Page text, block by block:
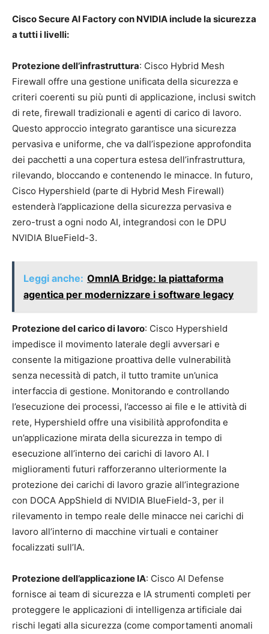
Cisco Secure AI Factory con NVIDIA include la sicurezza
a tutti i livelli:
Protezione dell’infrastruttura: Cisco Hybrid Mesh
Firewall offre una gestione unificata della sicurezza e
criteri coerenti su più punti di applicazione, inclusi switch
di rete, firewall tradizionali e agenti di carico di lavoro.
Questo approccio integrato garantisce una sicurezza
pervasiva e uniforme, che va dall’ispezione approfondita
dei pacchetti a una copertura estesa dell’infrastruttura,
rilevando, bloccando e contenendo le minacce. In futuro,
Cisco Hypershield (parte di Hybrid Mesh Firewall)
estenderà l’applicazione della sicurezza pervasiva e
zero-trust a ogni nodo AI, integrandosi con le DPU
NVIDIA BlueField-3.
Leggi anche: OmnIA Bridge: la piattaforma
agentica per modernizzare i software legacy
Protezione del carico di lavoro: Cisco Hypershield
impedisce il movimento laterale degli avversari e
consente la mitigazione proattiva delle vulnerabilità
senza necessità di patch, il tutto tramite un’unica
interfaccia di gestione. Monitorando e controllando
l’esecuzione dei processi, l’accesso ai file e le attività di
rete, Hypershield offre una visibilità approfondita e
un’applicazione mirata della sicurezza in tempo di
esecuzione all’interno dei carichi di lavoro AI. I
miglioramenti futuri rafforzeranno ulteriormente la
protezione dei carichi di lavoro grazie all’integrazione
con DOCA AppShield di NVIDIA BlueField-3, per il
rilevamento in tempo reale delle minacce nei carichi di
lavoro all’interno di macchine virtuali e container
focalizzati sull’IA.
Protezione dell’applicazione IA: Cisco AI Defense
fornisce ai team di sicurezza e IA strumenti completi per
proteggere le applicazioni di intelligenza artificiale dai
rischi legati alla sicurezza (come comportamenti anomali